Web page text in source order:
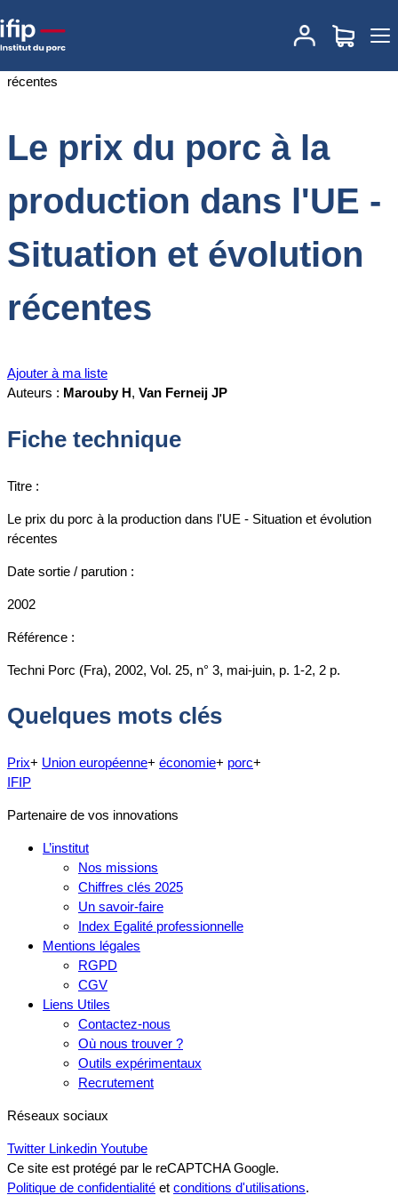
Accueil
Le prix du porc à la production dans l'UE
- Situation et évolution récentes
Le prix du porc à la
production dans l'UE -
Situation et évolution
récentes
Ajouter à ma liste
Auteurs : Marouby H, Van Ferneij JP
Fiche technique
Titre :
Le prix du porc à la production dans l'UE - Situation et évolution
récentes
Date sortie / parution :
2002
Référence :
Techni Porc (Fra), 2002, Vol. 25, n° 3, mai-juin, p. 1-2, 2 p.
Quelques mots clés
Prix+ Union européenne+ économie+ porc+
IFIP
Partenaire de vos innovations
L’institut
Nos missions
Chiffres clés 2025
Un savoir-faire
Index Egalité professionnelle
Mentions légales
RGPD
CGV
Liens Utiles
Contactez-nous
Où nous trouver ?
Outils expérimentaux
Recrutement
Réseaux sociaux
Twitter Linkedin Youtube
Ce site est protégé par le reCAPTCHA Google.
Politique de confidentialité et conditions d'utilisations.